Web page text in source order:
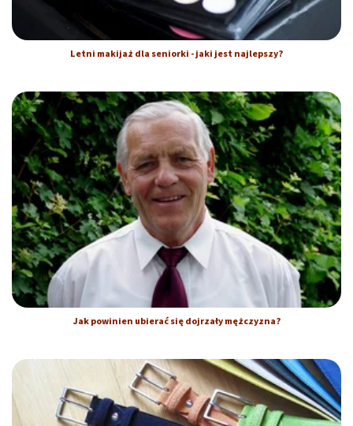
Letni makijaż dla seniorki - jaki jest najlepszy?
Jak powinien ubierać się dojrzały mężczyzna?